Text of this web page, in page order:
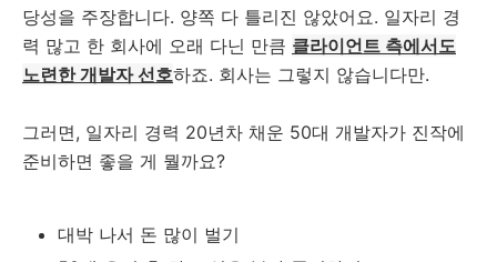
당성을 주장합니다. 양쪽 다 틀리진 않았어요. 일자리 경
력 많고 한 회사에 오래 다닌 만큼 클라이언트 측에서도
노련한 개발자 선호하죠. 회사는 그렇지 않습니다만.
그러면, 일자리 경력 20년차 채운 50대 개발자가 진작에
준비하면 좋을 게 뭘까요?
대박 나서 돈 많이 벌기